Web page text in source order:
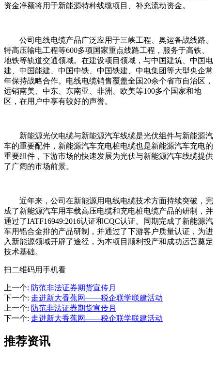
资金净额将用于新能源特种线缆项目、补充流动资金。
公司电线电缆产品广泛应用于三峡工程、奥运备战线路、
特高压输电工程等600多项国家重点线路工程，服务于高铁、
地铁等轨道交通领域。在建设项目领域，与中国建筑、中国电
建、中国能建、中国中铁、中国铁建、中电集团等大型央企常
年保持战略合作。电线电缆销售覆盖全国20余个省市自治区，
远销南美、中东、东南亚、非洲、欧美等100多个国家和地
区，在用户中享有较好的声誉。
新能源光伏电缆与新能源汽车线缆是光伏组件与新能源汽
车的重要配件，新能源汽车充电桩电缆也是新能源汽车充电的
重要组件，下游市场的快速发展为光伏与新能源汽车线缆提供
了广阔的市场前景。
近年来，公司在新能源用电线电缆技术方面持续突破，完
成了新能源汽车用车载高压电缆和充电桩电缆产品的研制，并
通过了IATF16949:2016认证和CQC认证。同期完成了新能源汽
车用铝合金排的产品研制，并通过了下游客户质量认证，为进
入新能源领域开辟了途径，为本项目顺利投产和成功运营奠定
技术基础。
扫二维码用手机看
上一个: 防范非法证券期货宣传月
下一个: 走进新大香蕉网——税企联学联建活动
上一个: 防范非法证券期货宣传月
下一个: 走进新大香蕉网——税企联学联建活动
推荐资讯